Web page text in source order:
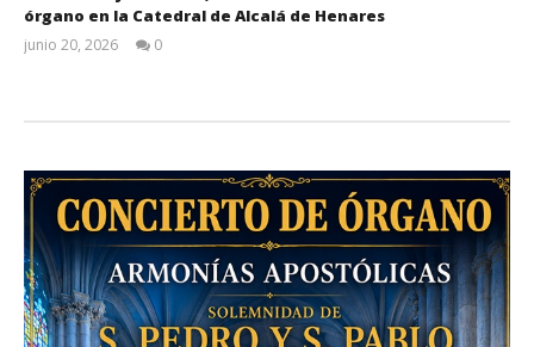
órgano en la Catedral de Alcalá de Henares
junio 20, 2026
0